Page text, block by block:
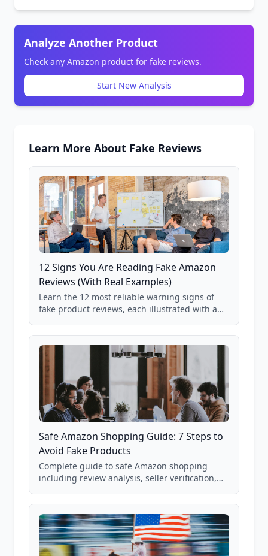
Analyze Another Product
Check any Amazon product for fake reviews.
Start New Analysis
Learn More About Fake Reviews
12 Signs You Are Reading Fake Amazon
Reviews (With Real Examples)
Learn the 12 most reliable warning signs of
fake product reviews, each illustrated with a
85,000+ analyzed Amazon listings.
Safe Amazon Shopping Guide: 7 Steps to
Avoid Fake Products
Complete guide to safe Amazon shopping
including review analysis, seller verification,
and scam avoidance techniques.